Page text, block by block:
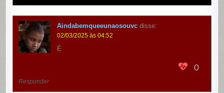
Aindabemqueeunaosouvc disse:
02/03/2025 às 04:52
É
0
Responder